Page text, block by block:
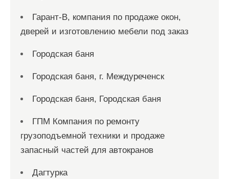
Гарант-В, компания по продаже окон,
дверей и изготовлению мебели под заказ
Городская баня
Городская баня, г. Междуреченск
Городская баня, Городская баня
ГПМ Компания по ремонту
грузоподъемной техники и продаже
запасный частей для автокранов
Дагтурка